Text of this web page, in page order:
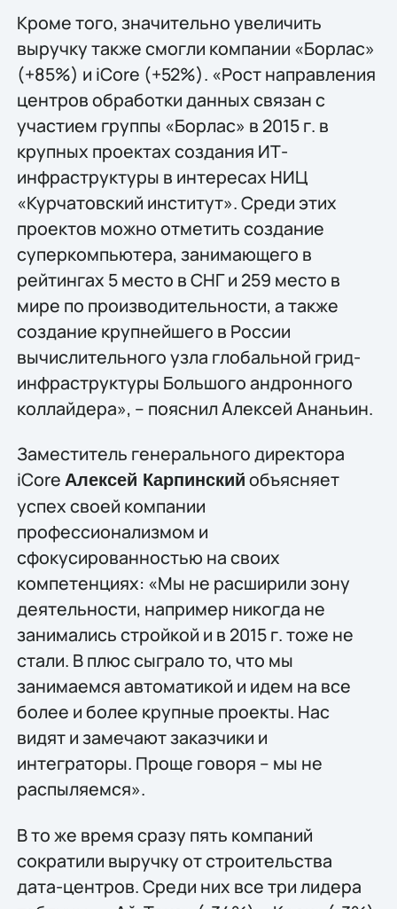
Кроме того, значительно увеличить
выручку также смогли компании «Борлас»
(+85%) и iCore (+52%). «Рост направления
центров обработки данных связан с
участием группы «Борлас» в 2015 г. в
крупных проектах создания ИТ-
инфраструктуры в интересах НИЦ
«Курчатовский институт». Среди этих
проектов можно отметить создание
суперкомпьютера, занимающего в
рейтингах 5 место в СНГ и 259 место в
мире по производительности, а также
создание крупнейшего в России
вычислительного узла глобальной грид-
инфраструктуры Большого андронного
коллайдера», – пояснил Алексей Ананьин.
Заместитель генерального директора
iCore Алексей Карпинский объясняет
успех своей компании
профессионализмом и
сфокусированностью на своих
компетенциях: «Мы не расширили зону
деятельности, например никогда не
занимались стройкой и в 2015 г. тоже не
стали. В плюс сыграло то, что мы
занимаемся автоматикой и идем на все
более и более крупные проекты. Нас
видят и замечают заказчики и
интеграторы. Проще говоря – мы не
распыляемся».
В то же время сразу пять компаний
сократили выручку от строительства
дата-центров. Среди них все три лидера